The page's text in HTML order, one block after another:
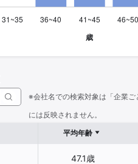
※会社名での検索対象は「企業
には反映されません。
平均年齢
47.1歳